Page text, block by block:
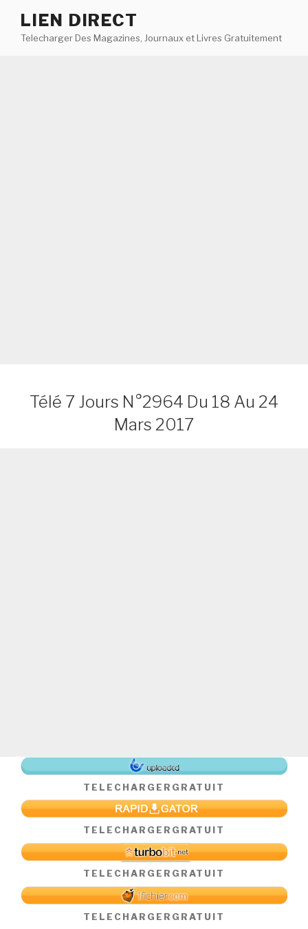
contenu
LIEN DIRECT
Telecharger Des Magazines, Journaux et Livres Gratuitement
Télé 7 Jours N°2964 Du 18 Au 24
Mars 2017
TELECHARGER GRATUIT
TELECHARGER GRATUIT
TELECHARGER GRATUIT
TELECHARGER GRATUIT